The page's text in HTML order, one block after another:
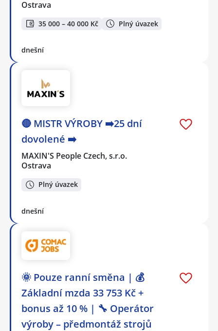
Ostrava
35 000 – 40 000 Kč Plný úvazek
dnešní
🔴 MISTR VÝROBY ➡️25 dní
dovolené ➡️
MAXIN'S People Czech, s.r.o.
Ostrava
Plný úvazek
dnešní
🌞 Pouze ranní směna | 💰
Základní mzda 33 753 Kč +
bonus až 10 % | 🔧 Operátor
výroby – předmontáž strojů